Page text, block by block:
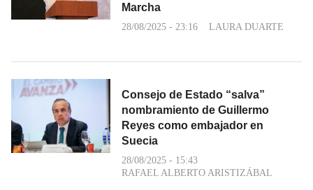
Marcha
28/08/2025 - 23:16 LAURA DUARTE
Consejo de Estado “salva”
nombramiento de Guillermo
Reyes como embajador en
Suecia
28/08/2025 - 15:43
RAFAEL ALBERTO ARISTIZÁBAL